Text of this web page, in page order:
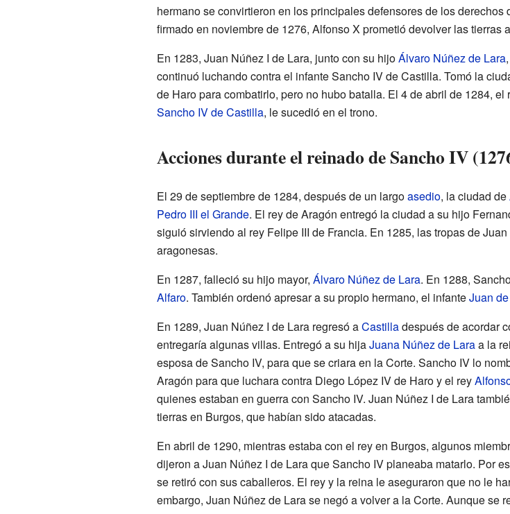
hermano se convirtieron en los principales defensores de los derechos
firmado en noviembre de 1276, Alfonso X prometió devolver las tierras
En 1283, Juan Núñez I de Lara, junto con su hijoÁlvaro Núñez de Lara
continuó luchando contra el infante Sancho IV de Castilla. Tomó la
de Haro para combatirlo, pero no hubo batalla. El 4 de abril de 1284,
Sancho IV de Castilla, le sucedió en el trono.
Acciones durante el reinado de Sancho IV
El 29 de septiembre de 1284, después de un largoasedio, la ciudad de
Pedro III el Grande. El rey de Aragón entregó la ciudad a su hijo
siguió sirviendo al rey Felipe III de Francia. En 1285, las tropas de
aragonesas.
En 1287, falleció su hijo mayor, Álvaro Núñez de Lara. En 1288,
Alfaro. También ordenó apresar a su propio hermano, el infanteJuan
En 1289, Juan Núñez I de Lara regresó aCastilladespués de acordar
entregaría algunas villas. Entregó a su hijaJuana Núñez de Laraa la
esposa de Sancho IV, para que se criara en la Corte. Sancho IV lo
Aragón para que luchara contra Diego López IV de Haro y el rey
quienes estaban en guerra con Sancho IV. Juan Núñez I de Lara
tierras en Burgos, que habían sido atacadas.
En abril de 1290, mientras estaba con el rey en Burgos, algunos
dijeron a Juan Núñez I de Lara que Sancho IV planeaba matarlo. Por
se retiró con sus caballeros. El rey y la reina le aseguraron que no le
embargo, Juan Núñez de Lara se negó a volver a la Corte. Aunque se